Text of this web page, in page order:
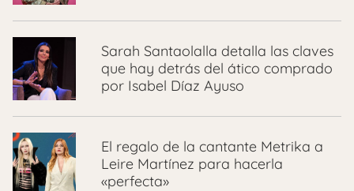
Sarah Santaolalla detalla las claves
que hay detrás del ático comprado
por Isabel Díaz Ayuso
El regalo de la cantante Metrika a
Leire Martínez para hacerla
«perfecta»